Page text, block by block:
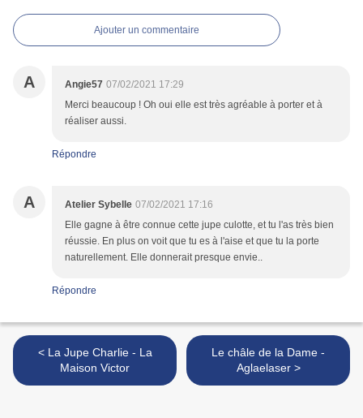
Ajouter un commentaire
A Angie57 07/02/2021 17:29
Merci beaucoup ! Oh oui elle est très agréable à porter et à
réaliser aussi.
Répondre
A Atelier Sybelle 07/02/2021 17:16
Elle gagne à être connue cette jupe culotte, et tu l'as très bien
réussie. En plus on voit que tu es à l'aise et que tu la porte
naturellement. Elle donnerait presque envie..
Répondre
< La Jupe Charlie - La
Maison Victor
Le châle de la Dame -
Aglaelaser >